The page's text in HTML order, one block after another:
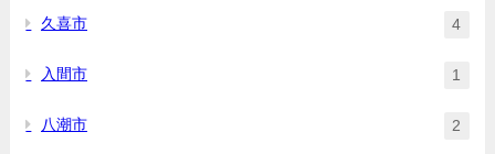
久喜市 4
入間市 1
八潮市 2